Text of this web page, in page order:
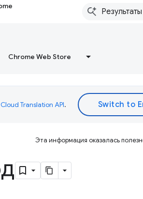
Chrome Web Store
Cloud Translation API.
Эта информация оказалась